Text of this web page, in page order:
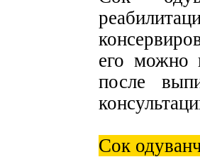
его можно
после
Сок